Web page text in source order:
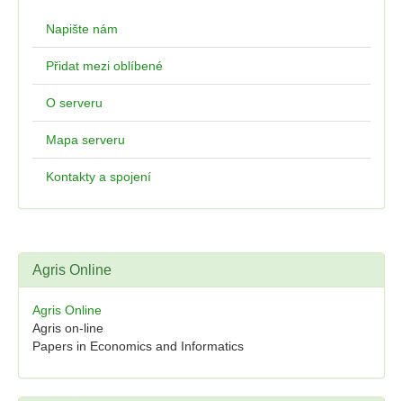
Napište nám
Přidat mezi oblíbené
O serveru
Mapa serveru
Kontakty a spojení
Agris Online
Agris Online
Agris on-line
Papers in Economics and Informatics